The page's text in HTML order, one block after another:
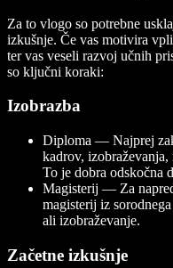
Za to vlogo so potrebne
izkušnje. Če vas motivira
ter vas veseli razvoj učnih
so ključni koraki:
Izobrazba
Diploma — Najprej
kadrov,
To je dobra odskočna
Magisterij — Za
magisterij iz
ali izobraževanje.
Začetne izkušnje